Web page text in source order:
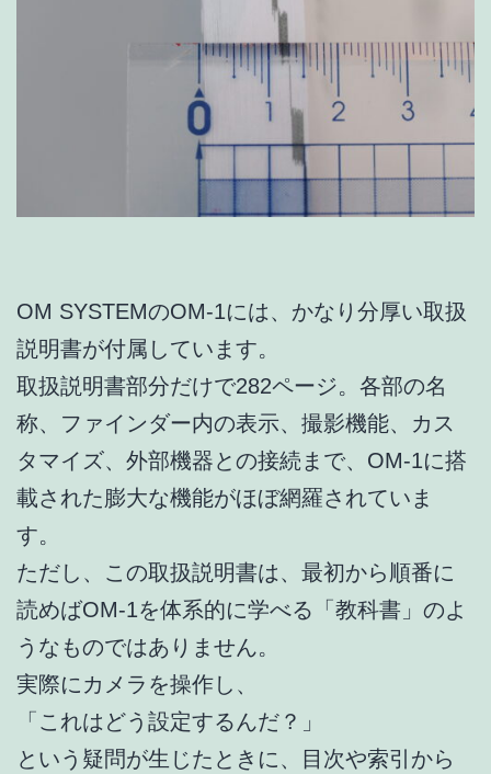
OM SYSTEMのOM-1には、かなり分厚い取扱
説明書が付属しています。
取扱説明書部分だけで282ページ。各部の名
称、ファインダー内の表示、撮影機能、カス
タマイズ、外部機器との接続まで、OM-1に搭
載された膨大な機能がほぼ網羅されていま
す。
ただし、この取扱説明書は、最初から順番に
読めばOM-1を体系的に学べる「教科書」のよ
うなものではありません。
実際にカメラを操作し、
「これはどう設定するんだ？」
という疑問が生じたときに、目次や索引から